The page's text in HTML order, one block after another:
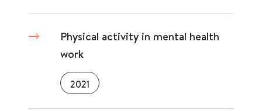
Physical activity in mental health
work
2021